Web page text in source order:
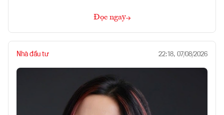
Đọc ngay
Nhà đầu tư 22:18, 07/08/2026